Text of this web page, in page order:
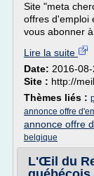
Site "meta
offres d'emploi
vous abonner à
Lire la suite
Date: 2016-
Site : http://
Thèmes liés :
annonce offre
annonce offre
belgique
L'Œil du